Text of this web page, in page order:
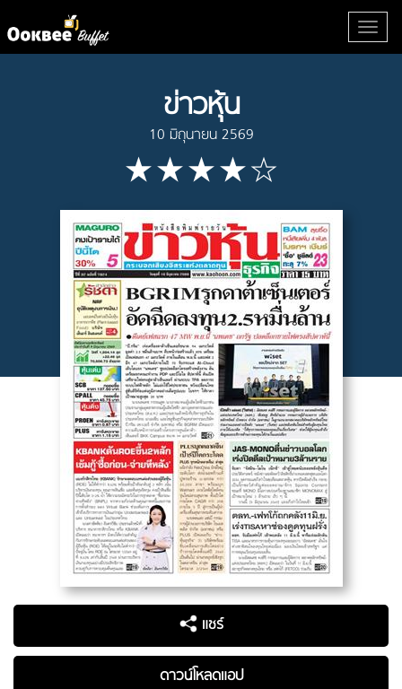
ข่าวหุ้น
10 มิถุนายน 2569
แชร์
ดาวน์โหลดแอป